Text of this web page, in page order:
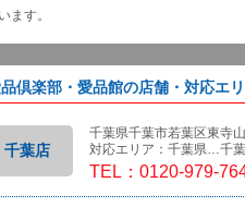
います。
倶楽部・愛品館の店舗・対応エ
千葉店
千葉県千葉市若葉区東寺
対応エリア：千葉県…千
TEL：0120-979-